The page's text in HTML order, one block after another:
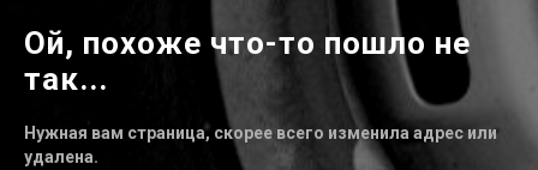
Ой, похоже что-то пошло не
так...
Нужная вам страница, скорее всего изменила адрес или
удалена.